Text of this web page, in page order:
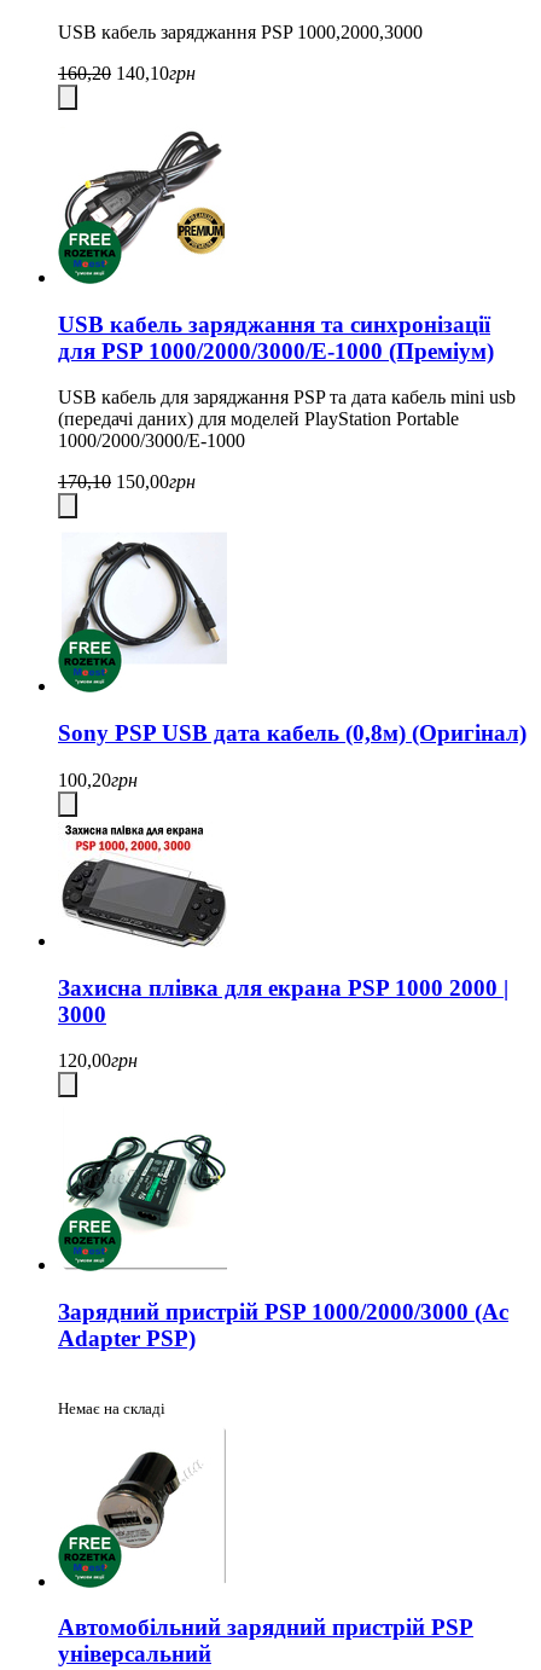
USB кабель заряджання PSP 1000,2000,3000
160,20 140,10грн
USB кабель заряджання та синхронізації
для PSP 1000/2000/3000/E-1000 (Преміум)
USB кабель для заряджання PSP та дата кабель mini usb
(передачі даних) для моделей PlayStation Portable
1000/2000/3000/E-1000
170,10 150,00грн
Sony PSP USB дата кабель (0,8м) (Оригінал)
100,20грн
Захисна плівка для екрана PSP 1000 2000 |
3000
120,00грн
Зарядний пристрій PSP 1000/2000/3000 (Ac
Adapter PSP)
Немає на складі
Автомобільний зарядний пристрій PSP
універсальний